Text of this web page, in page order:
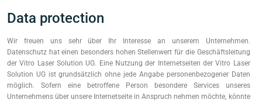
Data protection
Wir freuen uns sehr über Ihr Interesse an unserem Unternehmen.
Datenschutz hat einen besonders hohen Stellenwert für die Geschäftsleitung
der Vitro Laser Solution UG. Eine Nutzung der Internetseiten der Vitro Laser
Solution UG ist grundsätzlich ohne jede Angabe personenbezogener Daten
möglich. Sofern eine betroffene Person besondere Services unseres
Unternehmens über unsere Internetseite in Anspruch nehmen möchte, könnte